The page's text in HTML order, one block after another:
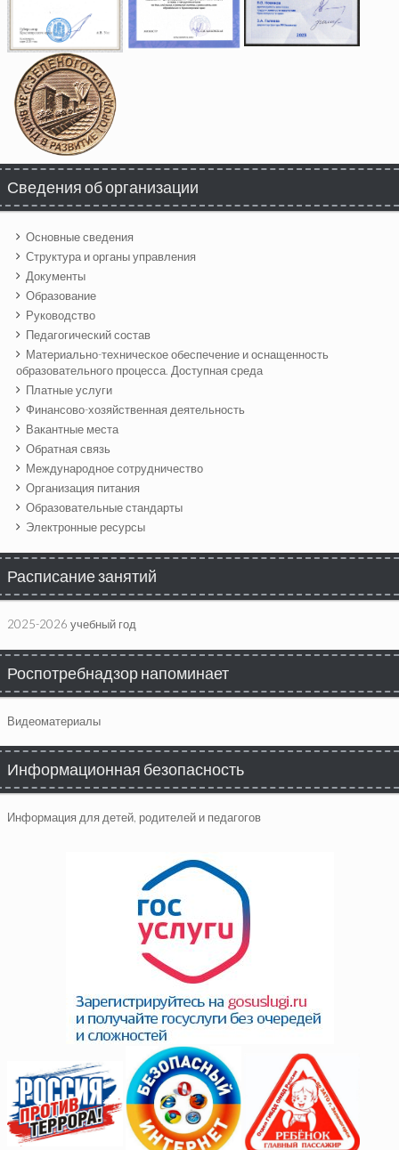
Сведения об организации
Основные сведения
Структура и органы управления
Документы
Образование
Руководство
Педагогический состав
Материально-техническое обеспечение и оснащенность
образовательного процесса. Доступная среда
Платные услуги
Финансово-хозяйственная деятельность
Вакантные места
Обратная связь
Международное сотрудничество
Организация питания
Образовательные стандарты
Электронные ресурсы
Расписание занятий
2025-2026 учебный год
Роспотребнадзор напоминает
Видеоматериалы
Информационная безопасность
Информация для детей, родителей и педагогов